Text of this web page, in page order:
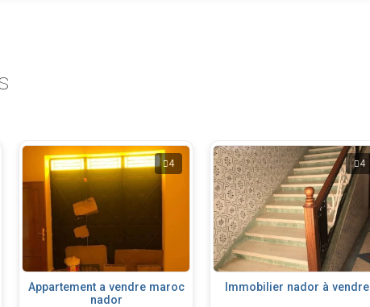
4
Appartement a vendre maroc
nador
4
Immobilier nador à vendre